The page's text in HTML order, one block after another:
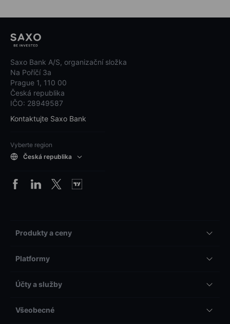
Saxo Bank A/S, organizační složka
Na Poříčí 3a
Prague 1, 110 00
Česká republika
IČO: 28949587
Kontaktujte Saxo Bank
Vyberte region
Česká republika
Produkty a ceny
Platformy
Účty a služby
Všeobecné